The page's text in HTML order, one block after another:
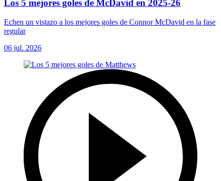
Los 5 mejores goles de McDavid en 2025-26
Echen un vistazo a los mejores goles de Connor McDavid en la fase
regular
06 jul. 2026